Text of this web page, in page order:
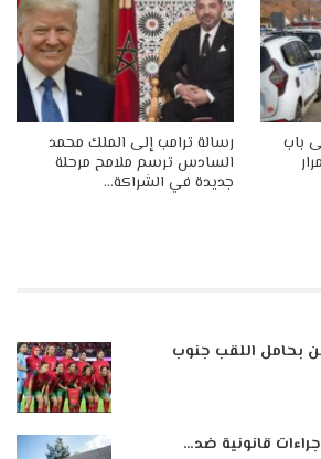
باب
رسالة ترامب إلى الملك محمد
السادس ترسم ملامح مرحلة
جديدة في الشراكة…
بحامل اللقب جنوب
قانونية ضد…